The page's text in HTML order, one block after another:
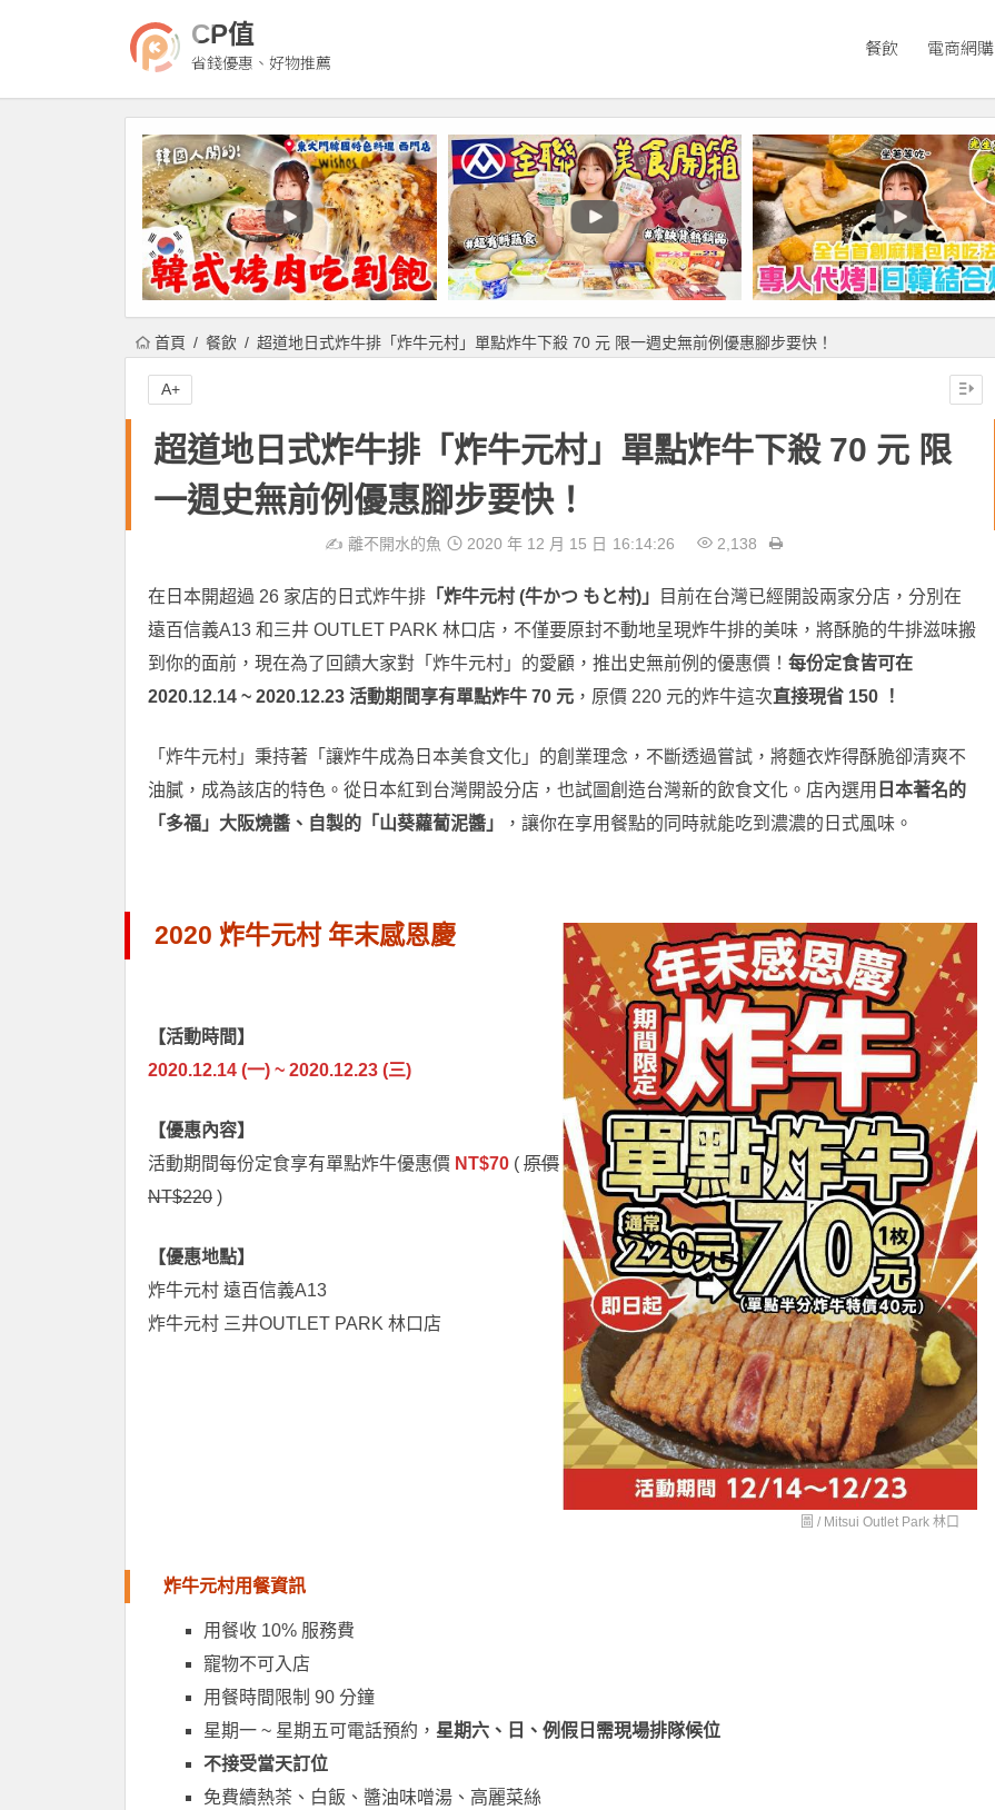
CP值
省錢優惠、好物推薦
餐飲 電商網購
首頁 餐飲 超道地日式炸牛排「炸牛元村」單點炸牛下殺 70 元 限一週史無前例優惠腳步要快！
超道地日式炸牛排「炸牛元村」單點炸牛下殺 70 元 限
一週史無前例優惠腳步要快！
✍️離不開水的魚 2020 年 12 月 15 日 16:14:26 2,138
在日本開超過 26 家店的日式炸牛排 「炸牛元村 (牛かつ もと村)」
目前在台灣已經開設兩家分店，分別在
遠百信義A13 和三井 OUTLET PARK 林口店，不僅要原封不動地呈現炸牛排的美味，將酥脆的牛排滋味搬
到你的面前，現在為了回饋大家對「炸牛元村」的愛顧，推出史無前例的優惠價！ 每份定食皆可在
2020.12.14 ~ 2020.12.23 活動期間享有單點炸牛 70 元 ，原價 220 元的炸牛這次直接現省 150 ！
「炸牛元村」秉持著「讓炸牛成為日本美食文化」的創業理念，不斷透過嘗試，將麵衣炸得酥脆卻清爽不
油膩，成為該店的特色。從日本紅到台灣開設分店，也試圖創造台灣新的飲食文化。店內選用 日本著名的
「多福」大阪燒醬、自製的「山葵蘿蔔泥醬」
，讓你在享用餐點的同時就能吃到濃濃的日式風味。
2020 炸牛元村 年末感恩慶
【活動時間】
2020.12.14 (一) ~ 2020.12.23 (三)
【優惠內容】
活動期間每份定食享有單點炸牛優惠價 NT$70 ( 原價
NT$220 )
【優惠地點】
炸牛元村 遠百信義A13
炸牛元村 三井OUTLET PARK 林口店
圖 / Mitsui Outlet Park 林口
炸牛元村用餐資訊
用餐收 10% 服務費
寵物不可入店
用餐時間限制 90 分鐘
星期一 ~ 星期五可電話預約， 星期六、日、例假日需現場排隊候位
不接受當天訂位
免費續熱茶、白飯、醬油味噌湯、高麗菜絲
A+